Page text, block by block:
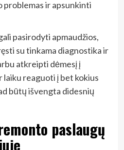
problemas ir apsunkinti
pasirodyti apmaudžios,
su tinkama diagnostika ir
atkreipti dėmesį į
laiku reaguoti į bet kokius
būtų išvengta didesnių
paslaugų